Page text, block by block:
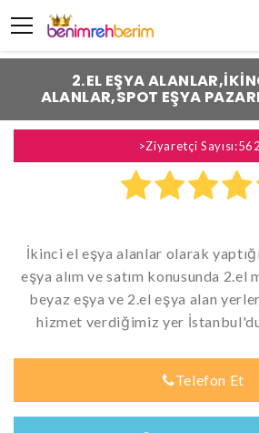
Previous
2.EL EŞYA
ALANLAR,SPOT EŞYA
>Ziyaretçi
İkinci el eşya alanlar olarak
eşya alım ve satım konusunda 2.el
beyaz eşya ve 2.el eşya alan
hizmet verdiğimiz yer
Telefon Et